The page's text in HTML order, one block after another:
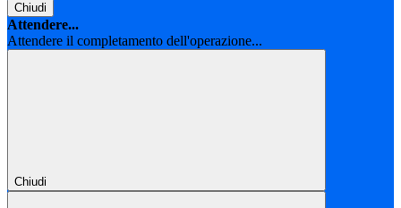
Chiudi
Attendere...
Attendere il completamento dell'operazione...
Chiudi